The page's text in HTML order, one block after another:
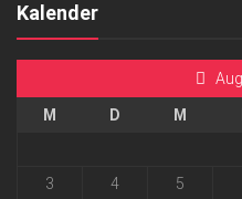
Kalender
M D M
3
4 5